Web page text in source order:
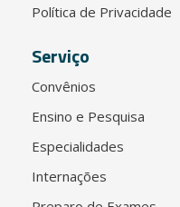
Política de Privacidade
Serviço
Convênios
Ensino e Pesquisa
Especialidades
Internações